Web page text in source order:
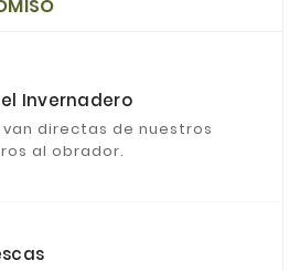
Invernadero
directas de nuestros
al obrador.